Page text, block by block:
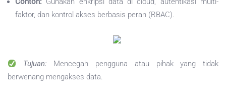
faktor, dan kontrol akses berbasis peran (RBAC).
Tujuan: Mencegah pengguna atau pihak yang tidak
berwenang mengakses data.